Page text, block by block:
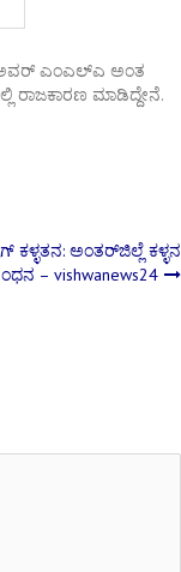
ಅವರ್ ಎಂಎಲ್‌ಎ ಅಂತ
ರಾಜಕಾರಣ ಮಾಡಿದ್ದೇನೆ.
ಕಳ್ಳತನ: ಅಂತರ್‌ಜಿಲ್ಲೆ ಕಳ್ಳನ
– vishwanews24